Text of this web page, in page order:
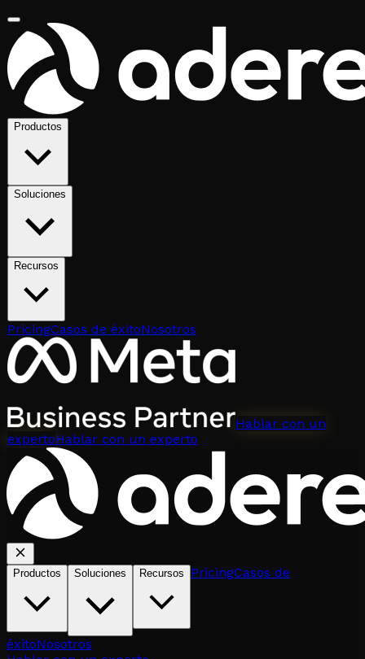
Productos
Soluciones
Recursos
PricingCasos de éxitoNosotros
Hablar con un
expertoHablar con un experto
Productos Soluciones Recursos PricingCasos de
éxitoNosotros